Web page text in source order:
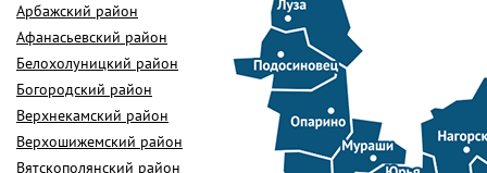
Арбажский район
Афанасьевский район
Белохолуницкий район
Богородский район
Верхнекамский район
Верхошижемский район
Вятскополянский район